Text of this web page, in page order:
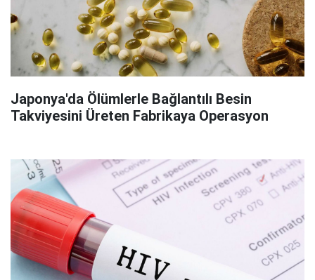
Japonya'da Ölümlerle Bağlantılı Besin
Takviyesini Üreten Fabrikaya Operasyon